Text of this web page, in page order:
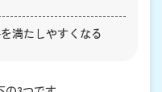
満たしやすくなる